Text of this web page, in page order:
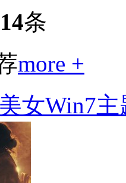
条
more +
女Win7主